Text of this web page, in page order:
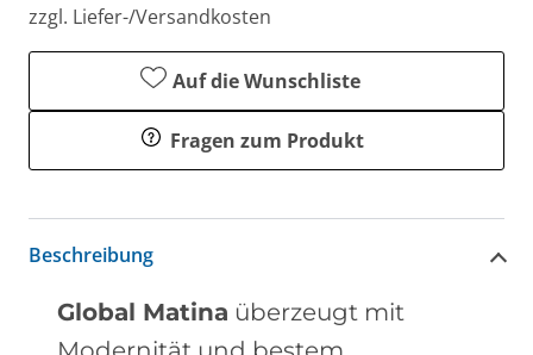
zzgl. Liefer-/Versandkosten
Auf die Wunschliste
Fragen zum Produkt
Beschreibung
Global Matina überzeugt mit